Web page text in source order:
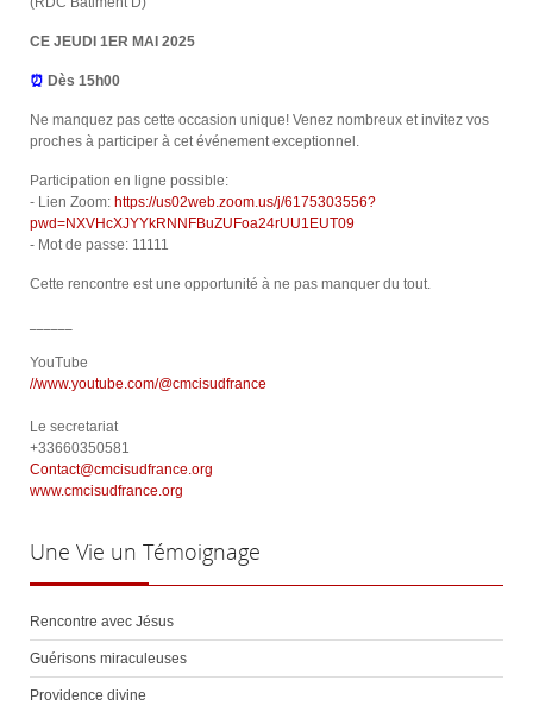
CE JEUDI 1ER MAI 2025
⏰ Dès 15h00
Ne manquez pas cette occasion unique! Venez nombreux et invitez vos
proches à participer à cet événement exceptionnel.
Participation en ligne possible:
- Lien Zoom: https://us02web.zoom.us/j/6175303556?
pwd=NXVHcXJYYkRNNFBuZUFoa24rUU1EUT09
- Mot de passe: 11111
Cette rencontre est une opportunité à ne pas manquer du tout.
YouTube
//www.youtube.com/@cmcisudfrance
Le secretariat
+33660350581
Contact@cmcisudfrance.org
www.cmcisudfrance.org
Une Vie un Témoignage
Rencontre avec Jésus
Guérisons miraculeuses
Providence divine